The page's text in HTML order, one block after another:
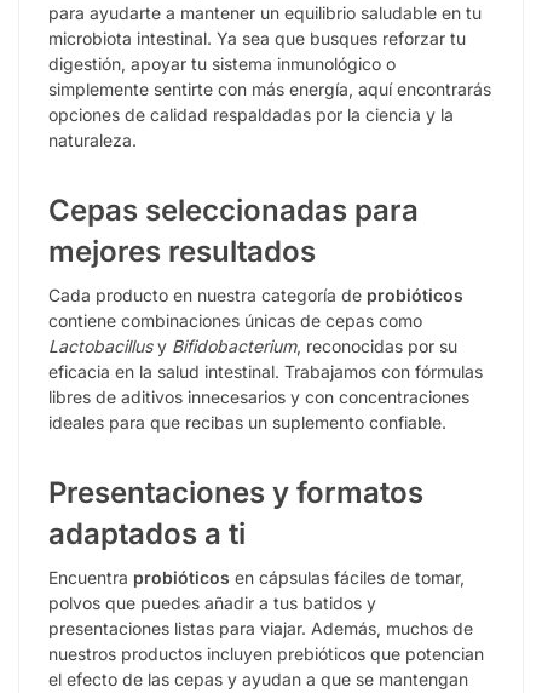
para ayudarte a mantener un equilibrio saludable en tu
microbiota intestinal. Ya sea que busques reforzar tu
digestión, apoyar tu sistema inmunológico o
simplemente sentirte con más energía, aquí encontrarás
opciones de calidad respaldadas por la ciencia y la
naturaleza.
Cepas seleccionadas para
mejores resultados
Cada producto en nuestra categoría de probióticos
contiene combinaciones únicas de cepas como
Lactobacillusy Bifidobacterium, reconocidas por su
eficacia en la salud intestinal. Trabajamos con fórmulas
libres de aditivos innecesarios y con concentraciones
ideales para que recibas un suplemento confiable.
Presentaciones y formatos
adaptados a ti
Encuentra probióticos en cápsulas fáciles de tomar,
polvos que puedes añadir a tus batidos y
presentaciones listas para viajar. Además, muchos de
nuestros productos incluyen prebióticos que potencian
el efecto de las cepas y ayudan a que se mantengan